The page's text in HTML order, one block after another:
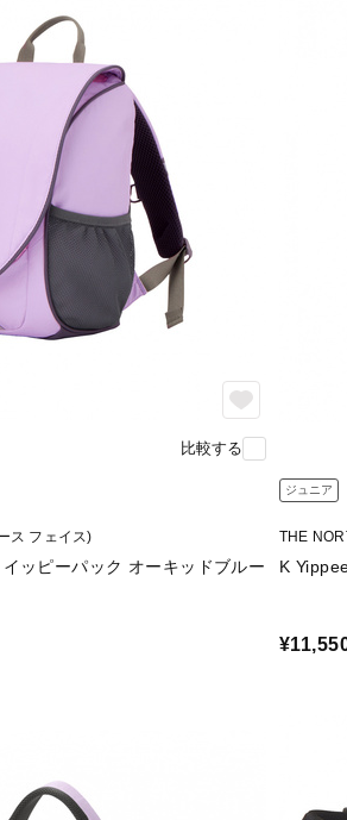
比較する
ス フェイス)
ッピーパック オーキッドブルー
ジュニア
THE
K